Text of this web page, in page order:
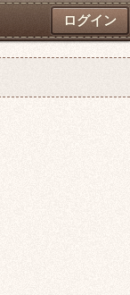
ログイン